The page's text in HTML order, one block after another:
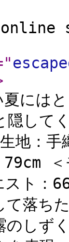
online
には
隠して
地：
79cm
スト
て落ち
のしず